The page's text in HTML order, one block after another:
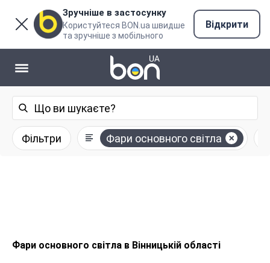
Зручніше в застосунку
Користуйтеся BON.ua швидше
та зручніше з мобільного
Відкрити
Фільтри Фари основного світла
Фари основного світла в Вінницькій області